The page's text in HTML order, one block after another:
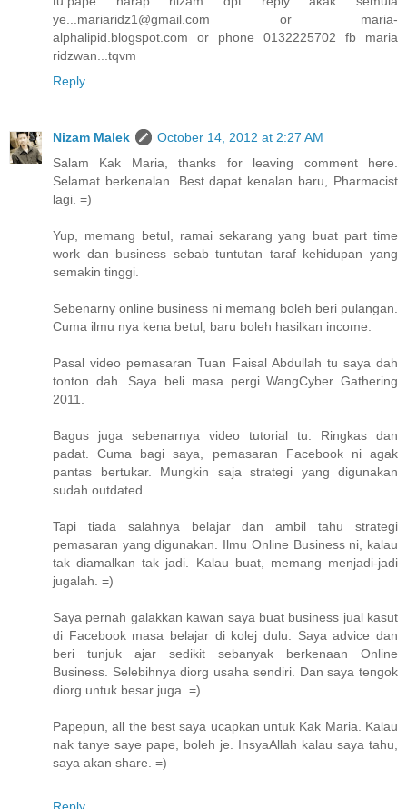
ye...mariaridz1@gmail.com or maria-
alphalipid.blogspot.com or phone 0132225702 fb maria
ridzwan...tqvm
Reply
Nizam Malek
October 14, 2012 at 2:27 AM
Salam Kak Maria, thanks for leaving comment here.
Selamat berkenalan. Best dapat kenalan baru, Pharmacist
lagi. =)
Yup, memang betul, ramai sekarang yang buat part time
work dan business sebab tuntutan taraf kehidupan yang
semakin tinggi.
Sebenarny online business ni memang boleh beri pulangan.
Cuma ilmu nya kena betul, baru boleh hasilkan income.
Pasal video pemasaran Tuan Faisal Abdullah tu saya dah
tonton dah. Saya beli masa pergi WangCyber Gathering
2011.
Bagus juga sebenarnya video tutorial tu. Ringkas dan
padat. Cuma bagi saya, pemasaran Facebook ni agak
pantas bertukar. Mungkin saja strategi yang digunakan
sudah outdated.
Tapi tiada salahnya belajar dan ambil tahu strategi
pemasaran yang digunakan. Ilmu Online Business ni, kalau
tak diamalkan tak jadi. Kalau buat, memang menjadi-jadi
jugalah. =)
Saya pernah galakkan kawan saya buat business jual kasut
di Facebook masa belajar di kolej dulu. Saya advice dan
beri tunjuk ajar sedikit sebanyak berkenaan Online
Business. Selebihnya diorg usaha sendiri. Dan saya tengok
diorg untuk besar juga. =)
Papepun, all the best saya ucapkan untuk Kak Maria. Kalau
nak tanye saye pape, boleh je. InsyaAllah kalau saya tahu,
saya akan share. =)